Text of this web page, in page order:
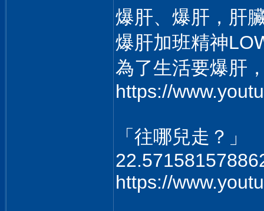
爆肝、爆肝，肝
爆肝加班精神
為了生活要爆肝
https://
「往哪兒走？」
https://